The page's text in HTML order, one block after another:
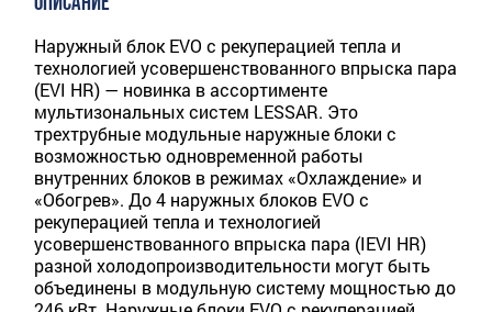
Наружный блок EVO с рекуперацией тепла и
технологией усовершенствованного впрыска пара
(EVI HR) — новинка в ассортименте
мультизональных систем LESSAR. Это
трехтрубные модульные наружные блоки с
возможностью одновременной работы
внутренних блоков в режимах «Охлаждение» и
«Обогрев». До 4 наружных блоков EVO с
рекуперацией тепла и технологией
усовершенствованного впрыска пара (IEVI HR)
разной холодопроизводительности могут быть
объединены в модульную систему мощностью до